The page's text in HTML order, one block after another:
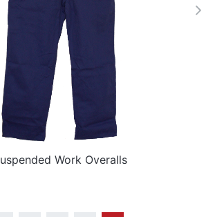
Work Overalls